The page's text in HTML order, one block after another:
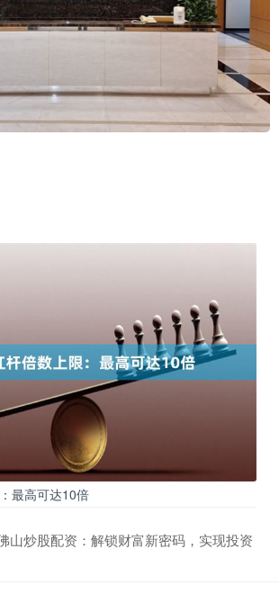
最高可达10倍
山炒股配资：解锁财富新密码，实现投资